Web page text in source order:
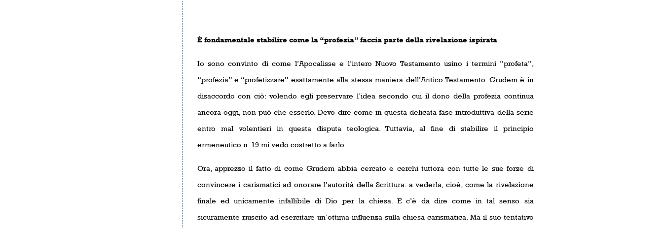
È fondamentale stabilire come la “profezia” faccia parte della rivelazione ispirata
Io sono convinto di come l’Apocalisse e l’intero Nuovo Testamento usino i termini “profeta”,
“profezia” e “profetizzare” esattamente alla stessa maniera dell’Antico Testamento. Grudem è in
disaccordo con ciò: volendo egli preservare l’idea secondo cui il dono della profezia continua
ancora oggi, non può che esserlo. Devo dire come in questa delicata fase introduttiva della serie
entro mal volentieri in questa disputa teologica. Tuttavia, al fine di stabilire il principio
ermeneutico n. 19 mi vedo costretto a farlo.
Ora, apprezzo il fatto di come Grudem abbia cercato e cerchi tuttora con tutte le sue forze di
convincere i carismatici ad onorare l’autorità della Scrittura: a vederla, cioè, come la rivelazione
finale ed unicamente infallibile di Dio per la chiesa. E c’è da dire come in tal senso sia
sicuramente riuscito ad esercitare un’ottima influenza sulla chiesa carismatica. Ma il suo tentativo